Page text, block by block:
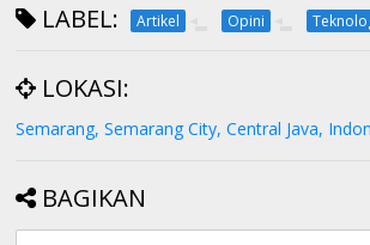
LABEL: Artikel Opini
LOKASI:
Semarang, Semarang City, Central Java,
BAGIKAN